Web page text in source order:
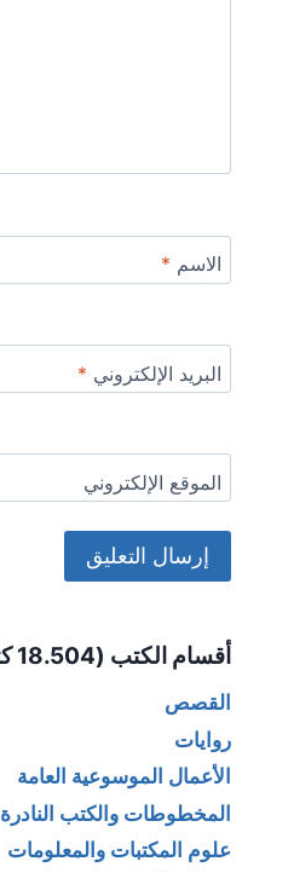
الاسم *
البريد الإلكتروني *
الموقع الإلكتروني
أقسام الكتب (18.504 كتاب)
القصص
روايات
الأعمال الموسوعية العامة
المخطوطات والكتب النادرة
علوم المكتبات والمعلومات